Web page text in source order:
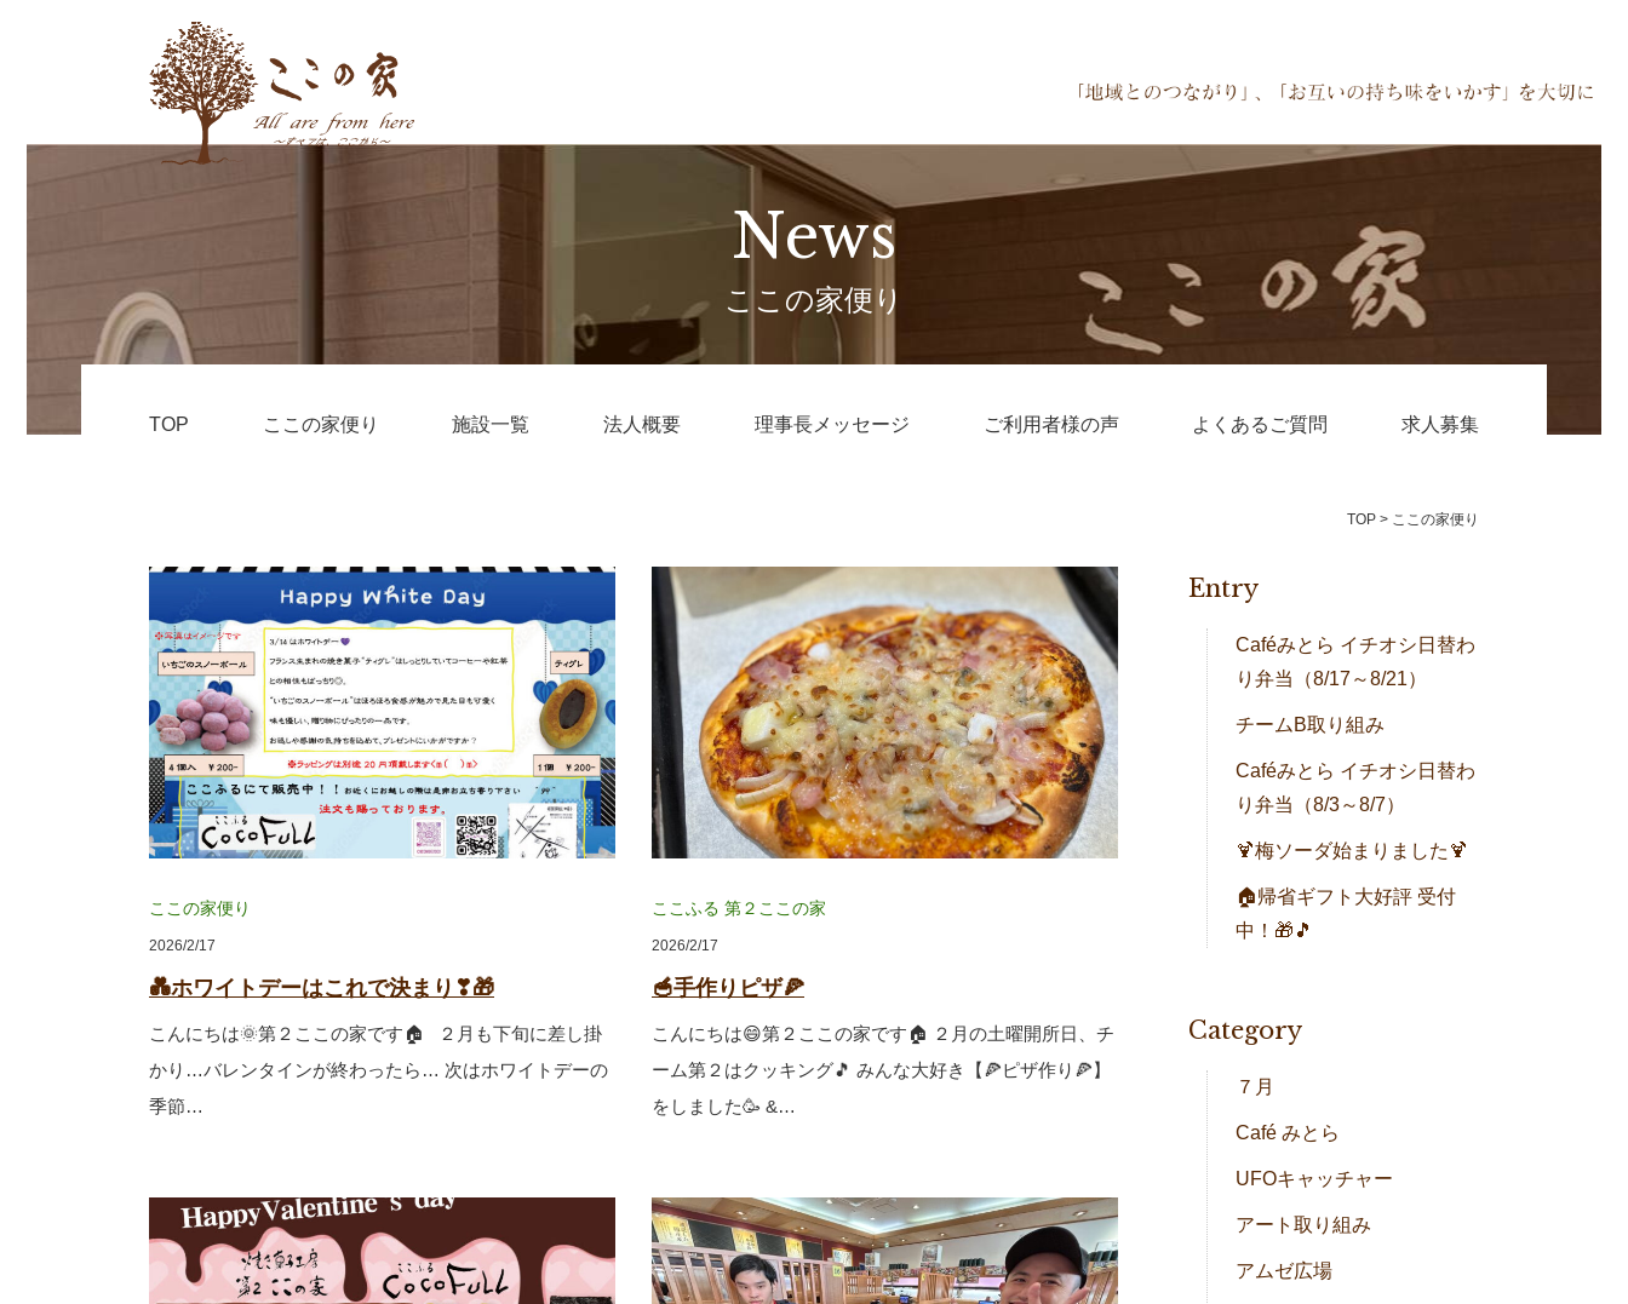
News
ここの家便り
TOP ここの家便り 施設一覧 法人概要 理事長メッセージ ご利用者様の声 よくあるご質問 求人募集
TOP > ここの家便り
ここの家便り
2026/2/17
💑ホワイトデーはこれで決まり❣🎁
こんにちは🌞第２ここの家です🏠 ２月も下旬に差し掛
かり…バレンタインが終わったら… 次はホワイトデーの
季節…
ここふる 第２ここの家
2026/2/17
🥣手作りピザ🍕
こんにちは😄第２ここの家です🏠 ２月の土曜開所日、チ
ーム第２はクッキング🎵 みんな大好き【🍕ピザ作り🍕】
をしました🥳 &…
Entry
Caféみとら イチオシ日替わ
り弁当（8/17～8/21）
チームB取り組み
Caféみとら イチオシ日替わ
り弁当（8/3～8/7）
🍹梅ソーダ始まりました🍹
🏠帰省ギフト大好評 受付
中！🎁🎵
Category
７月
Café みとら
UFOキャッチャー
アート取り組み
アムゼ広場